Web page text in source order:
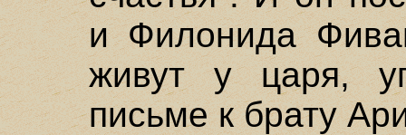
и Филонида
живут у царя,
письме к брату